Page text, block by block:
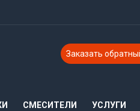
Заказать
СМЕСИТЕЛИ УСЛУГИ